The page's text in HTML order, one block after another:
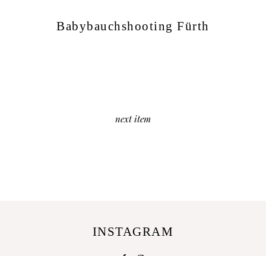
next item
Babybauchshooting Fürth
INSTAGRAM